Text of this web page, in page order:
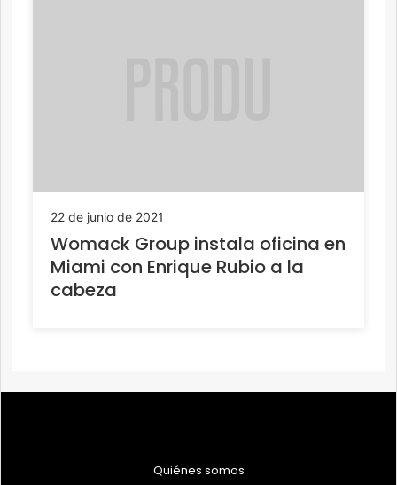
22 de junio de 2021
Womack Group instala oficina en
Miami con Enrique Rubio a la
cabeza
Quiénes somos